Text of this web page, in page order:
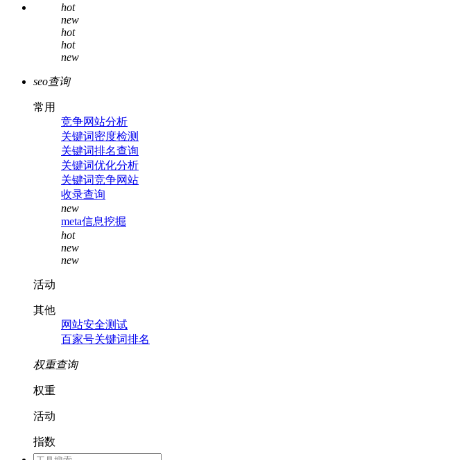
hot
new
hot
hot
new
seo查询
常用
竞争网站分析
关键词密度检测
关键词排名查询
关键词优化分析
关键词竞争网站
收录查询
new
meta信息挖掘
hot
new
new
活动
其他
网站安全测试
百家号关键词排名
权重查询
权重
活动
指数